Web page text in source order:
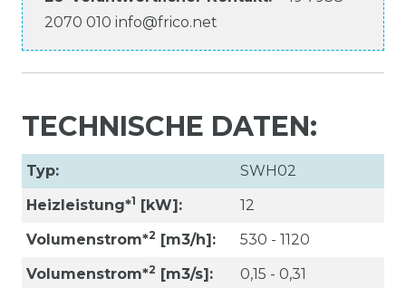
2070 010 info@frico.net
TECHNISCHE DATEN:
Typ:
SWH02
Heizleistung*1 [kW]:
12
Volumenstrom*2 [m3/h]:
530 - 1120
Volumenstrom*2 [m3/s]:
0,15 - 0,31